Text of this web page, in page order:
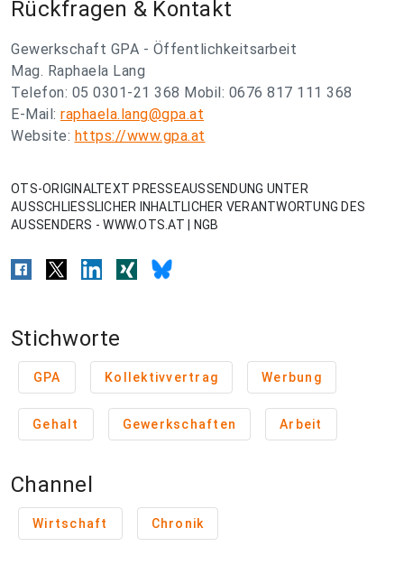
Rückfragen & Kontakt
Gewerkschaft GPA - Öffentlichkeitsarbeit
Mag. Raphaela Lang
Telefon: 05 0301-21 368 Mobil: 0676 817 111 368
E-Mail: raphaela.lang@gpa.at
Website: https://www.gpa.at
OTS-ORIGINALTEXT PRESSEAUSSENDUNG UNTER
AUSSCHLIESSLICHER INHALTLICHER VERANTWORTUNG DES
AUSSENDERS - WWW.OTS.AT | NGB
Stichworte
GPA Kollektivvertrag Werbung
Gehalt Gewerkschaften Arbeit
Channel
Wirtschaft Chronik